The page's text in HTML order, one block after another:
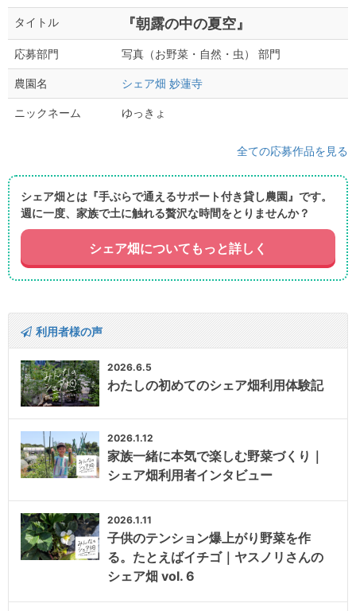
タイトル 『朝露の中の夏空』
応募部門 写真（お野菜・自然・虫） 部門
農園名 シェア畑 妙蓮寺
ニックネーム ゆっきょ
全ての応募作品を見る
シェア畑とは『手ぶらで通えるサポート付き貸し農園』です。
週に一度、家族で土に触れる贅沢な時間をとりませんか？
シェア畑についてもっと詳しく
利用者様の声
2026.6.5
わたしの初めてのシェア畑利用体験記
2026.1.12
家族一緒に本気で楽しむ野菜づくり｜
シェア畑利用者インタビュー
2026.1.11
子供のテンション爆上がり野菜を作
る。たとえばイチゴ｜ヤスノリさんの
シェア畑 vol. 6